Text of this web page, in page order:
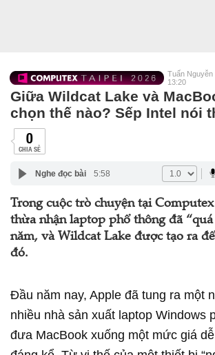
Tuấn Nguyễn
13:20
Giữa Wildcat Lake và
chọn thế nào? Sếp Intel nói
0
CHIA SẺ
Nghe đọc bài 5:58
Trong cuộc trò chuyện tại
thừa nhận laptop phổ thông đã
năm, và Wildcat Lake được tạo ra
đó.
Đầu năm nay, Apple đã tung ra một
nhiều nhà sản xuất laptop Windows
đưa MacBook xuống một mức giá